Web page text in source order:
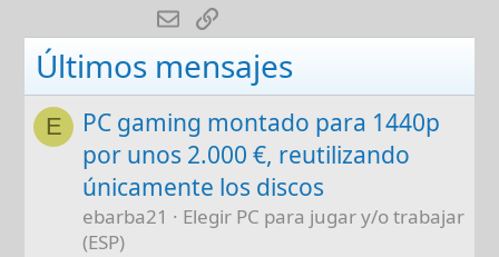
E-mailEnlace
Últimos mensajes
E
PC gaming montado para 1440p
por unos 2.000 €, reutilizando
únicamente los discos
ebarba21
Elegir PC para jugar y/o trabajar
(ESP)